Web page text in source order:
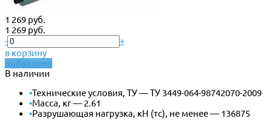
1 269 руб.
1 269 руб.
-
+
в корзину
добавлено
В наличии
•Технические условия, ТУ — ТУ 3449-064-98742070-2009
•Масса, кг — 2.61
•Разрушающая нагрузка, кН (тс), не менее — 136875